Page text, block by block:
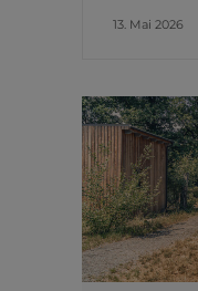
13. Mai 2026